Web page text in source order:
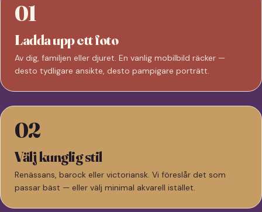
01
Ladda upp ett foto
Av dig, familjen eller djuret. En vanlig mobilbild räcker —
desto tydligare ansikte, desto pampigare porträtt.
02
Välj kunglig stil
Renässans, barock eller victoriansk. Vi föreslår det som
passar bäst — eller välj minimal akvarell istället.